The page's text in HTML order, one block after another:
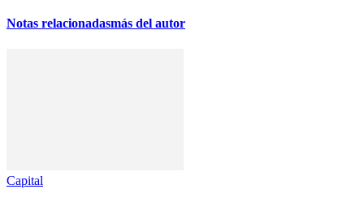
Notas relacionadasmás del autor
Capital